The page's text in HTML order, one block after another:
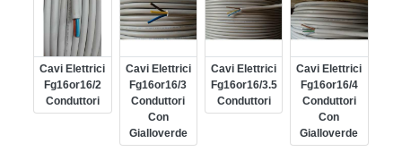
Cavi Elettrici
Fg16or16/2
Conduttori
Cavi Elettrici
Fg16or16/3
Conduttori
Con
Gialloverde
Cavi Elettrici
Fg16or16/3.5
Conduttori
Cavi Elettrici
Fg16or16/4
Conduttori
Con
Gialloverde